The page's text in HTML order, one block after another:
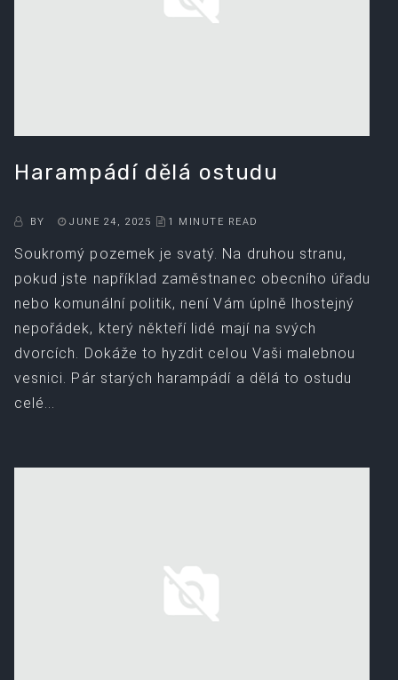
Harampádí dělá ostudu
BY JUNE 24, 2025 1 MINUTE READ
Soukromý pozemek je svatý. Na druhou stranu,
pokud jste například zaměstnanec obecního úřadu
nebo komunální politik, není Vám úplně lhostejný
nepořádek, který někteří lidé mají na svých
dvorcích. Dokáže to hyzdit celou Vaši malebnou
vesnici. Pár starých harampádí a dělá to ostudu
celé...